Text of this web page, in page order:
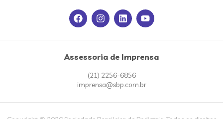
Assessoria de Imprensa
(21) 2256-6856
imprensa@sbp.com.br